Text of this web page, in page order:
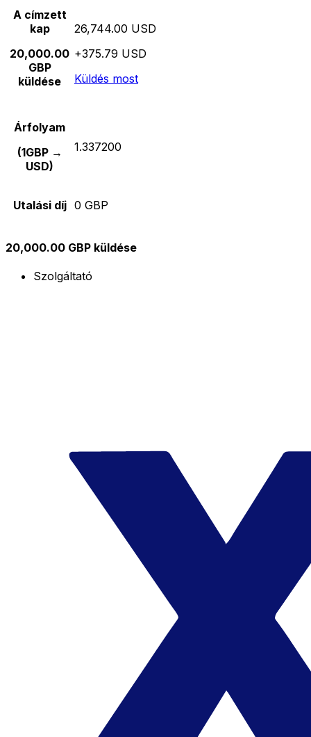
A címzett
kap
20,000.00
GBP
küldése
26,744.00 USD
+375.79 USD
Küldés most
Árfolyam
(1GBP →
USD)
1.337200
Utalási díj 0 GBP
20,000.00 GBP küldése
Szolgáltató